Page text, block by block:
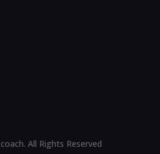
All Rights Reserved